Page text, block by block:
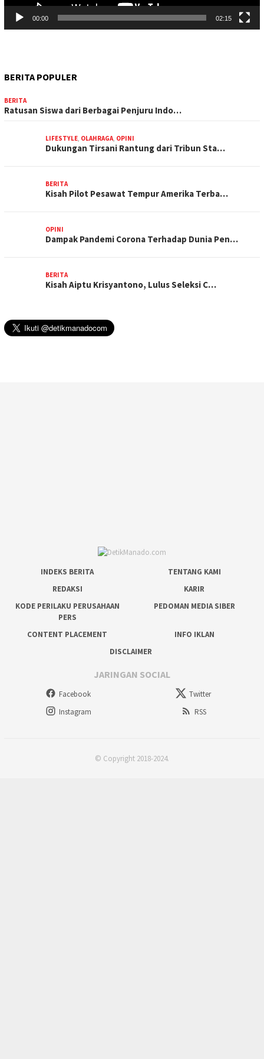
00:00 02:15
BERITA POPULER
BERITA
Ratusan Siswa dari Berbagai Penjuru Indo…
LIFESTYLE, OLAHRAGA, OPINI
Dukungan Tirsani Rantung dari Tribun Sta…
BERITA
Kisah Pilot Pesawat Tempur Amerika Terba…
OPINI
Dampak Pandemi Corona Terhadap Dunia Pen…
BERITA
Kisah Aiptu Krisyantono, Lulus Seleksi C…
INDEKS BERITA
TENTANG KAMI
REDAKSI
KARIR
KODE PERILAKU PERUSAHAAN
PERS
PEDOMAN MEDIA SIBER
CONTENT PLACEMENT
INFO IKLAN
DISCLAIMER
JARINGAN SOCIAL
Facebook
Twitter
Instagram
RSS
© Copyright 2018-2024.